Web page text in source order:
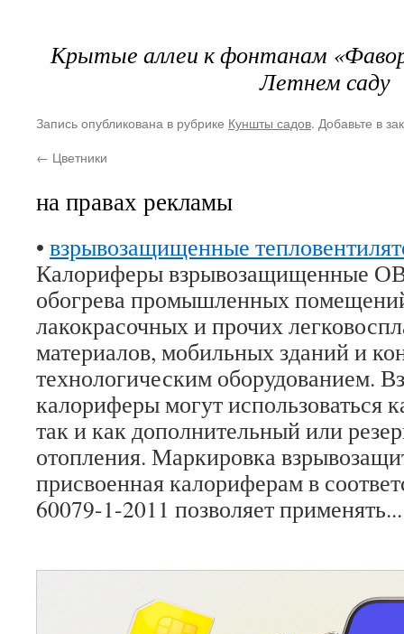
Крытые аллеи к фонтанам
Летнем саду
Запись опубликована в рубрике Куншты садов. Добавьте в
← Цветники
на правах рекламы
• взрывозащищенные
Калориферы взрывозащищенные
обогрева промышленных
лакокрасочных и прочих
материалов, мобильных зданий и
технологическим оборудованием.
калориферы могут использоваться
так и как дополнительный или
отопления. Маркировка
присвоенная калориферам в
60079-1-2011 позволяет применять...